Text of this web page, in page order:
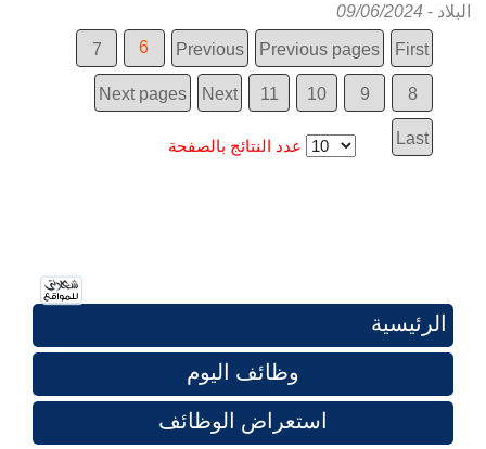
البلاد -
09/06/2024
First
Previous pages
Previous
6
7
8
9
10
11
Next
Next pages
Last عدد النتائج بالصفحة
الرئيسية
وظائف اليوم
استعراض الوظائف